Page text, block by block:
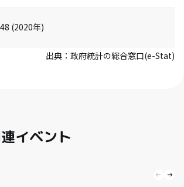
(2020年)
出典： 政府統計の総合窓口(e-Stat)
イベント